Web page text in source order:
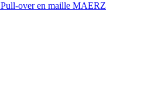
Pull-over en maille MAERZ